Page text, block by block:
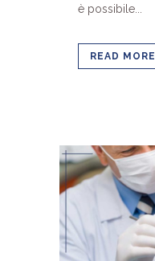
è possibile...
READ MORE